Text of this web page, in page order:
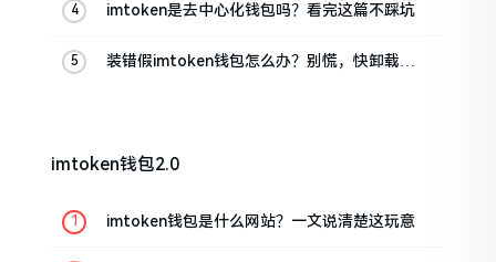
imtoken是去中心化钱包吗？看完这篇不踩坑
装错假imtoken钱包怎么办？别慌，快卸载，
imtoken钱包2.0
imtoken钱包是什么网站？一文说清楚这玩意